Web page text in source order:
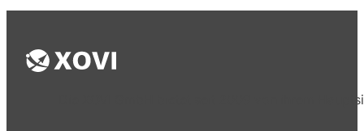
Die XOVI GmbH bietet seit 2009 von ihrem